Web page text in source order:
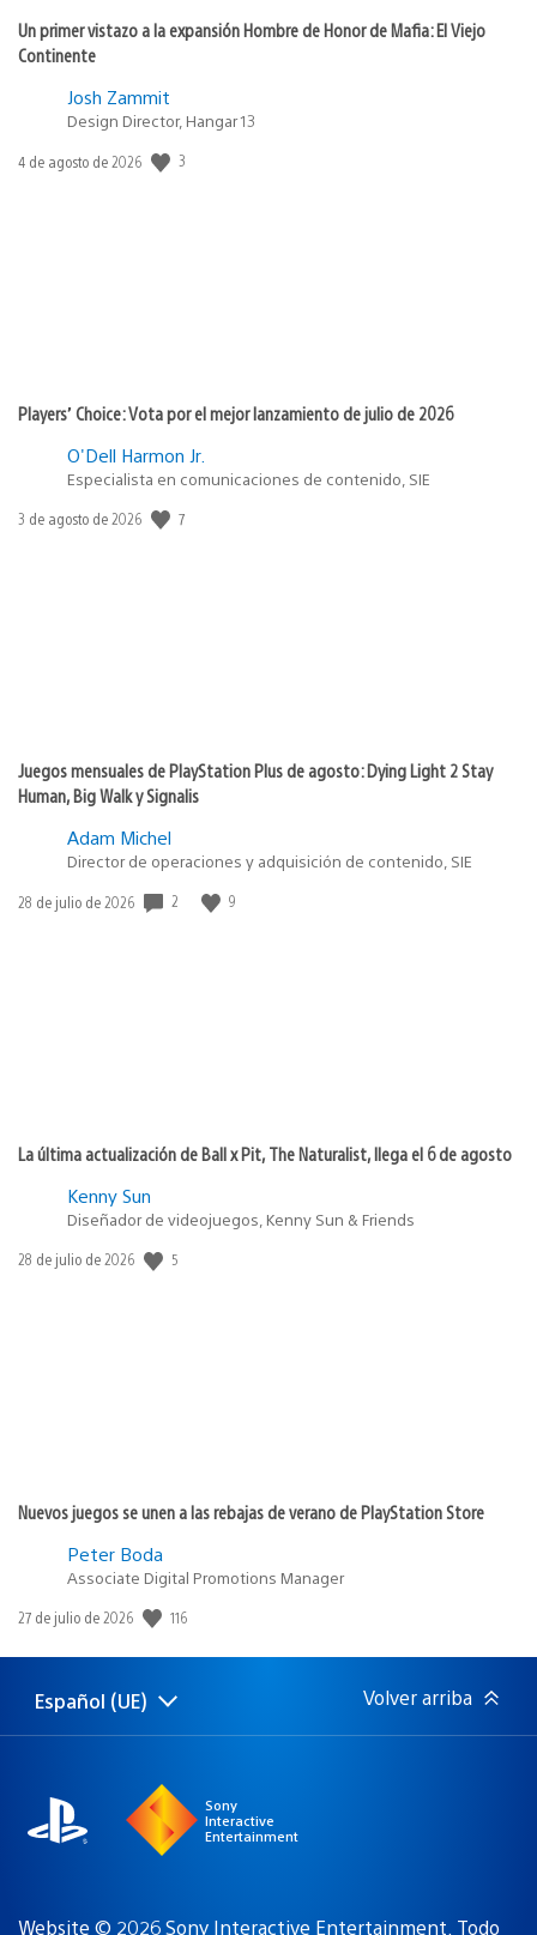
Un primer vistazo a la expansión Hombre de Honor de Mafia: El Viejo
Continente
Josh Zammit
Design Director, Hangar 13
Fecha
4 de agosto de 2026 3
Players’ Choice: Vota por el mejor lanzamiento de julio de 2026
O'Dell Harmon Jr.
Especialista en comunicaciones de contenido, SIE
Fecha
3 de agosto de 2026 7
Juegos mensuales de PlayStation Plus de agosto: Dying Light 2 Stay
Human, Big Walk y Signalis
Adam Michel
Director de operaciones y adquisición de contenido, SIE
Fecha
28 de julio de 2026 2 9
La última actualización de Ball x Pit, The Naturalist, llega el 6 de agosto
Kenny Sun
Diseñador de videojuegos, Kenny Sun & Friends
Fecha
28 de julio de 2026 5
Nuevos juegos se unen a las rebajas de verano de PlayStation Store
Peter Boda
Associate Digital Promotions Manager
Fecha
publicación:
27 de julio de 2026 116
Selecciona
una
Región
actual:
Español (UE) Volver arriba
Sony
Interactive
Entertainment
Website © 2026 Sony Interactive Entertainment. Todo